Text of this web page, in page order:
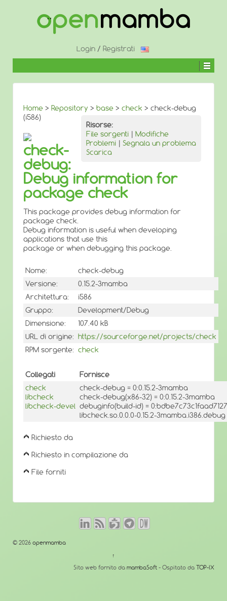
CONTENUTO
Login / Registrati
Home > Repository > base > check > check-debug
(i586)
Risorse:
File sorgenti | Modifiche
Problemi | Segnala un problema
Scarica
check-
debug:
Debug information for
package check
This package provides debug information for
package check.
Debug information is useful when developing
applications that use this
package or when debugging this package.
Nome:
check-debug
Versione:
0.15.2-3mamba
Architettura:
i586
Gruppo:
Development/Debug
Dimensione:
107.40 kB
URL di origine: https://sourceforge.net/projects/check
RPM sorgente: check
Collegati
Fornisce
check
libcheck
libcheck-devel
check-debug = 0:0.15.2-3mamba
check-debug(x86-32) = 0:0.15.2-3mamba
debuginfo(build-id) =
libcheck.so.0.0.0-0.15.2-3mamba.i386.debug
Richiesto da
Richiesto in compilazione da
File forniti
© 2026 openmamba
↑
Sito web fornito da mambaSoft - Ospitato da TOP-IX